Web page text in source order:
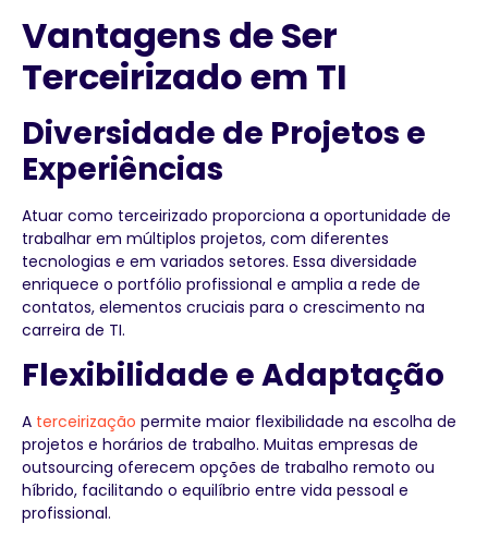
Vantagens de Ser
Terceirizado em TI
Diversidade de Projetos e
Experiências
Atuar como terceirizado proporciona a oportunidade de
trabalhar em múltiplos projetos, com diferentes
tecnologias e em variados setores. Essa diversidade
enriquece o portfólio profissional e amplia a rede de
contatos, elementos cruciais para o crescimento na
carreira de TI.
Flexibilidade e Adaptação
A terceirização permite maior flexibilidade na escolha de
projetos e horários de trabalho. Muitas empresas de
outsourcing oferecem opções de trabalho remoto ou
híbrido, facilitando o equilíbrio entre vida pessoal e
profissional.